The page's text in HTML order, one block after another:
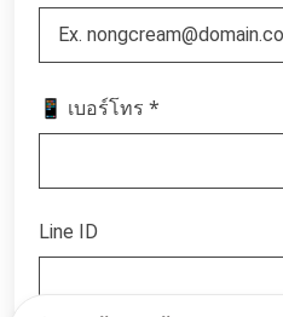
📱 เบอร์โทร *
Line ID